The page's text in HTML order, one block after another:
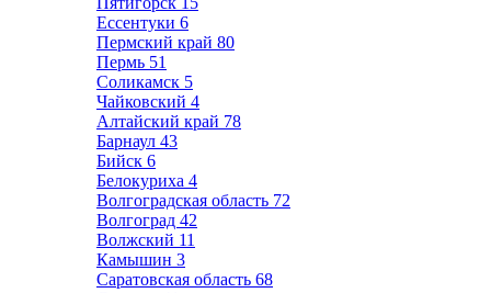
Ессентуки 6
Пермский край 80
Пермь 51
Соликамск 5
Чайковский 4
Алтайский край 78
Барнаул 43
Бийск 6
Белокуриха 4
Волгоградская область 72
Волгоград 42
Волжский 11
Камышин 3
Саратовская область 68